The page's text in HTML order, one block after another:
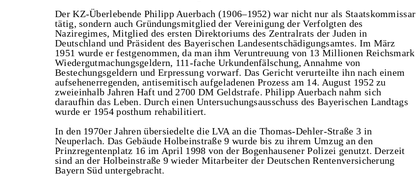
Der KZ-Überlebende Philipp Auerbach (1906–1952) war nicht nur als Staatskommissar
tätig, sondern auch Gründungsmitglied der Vereinigung der Verfolgten des
Naziregimes, Mitglied des ersten Direktoriums des Zentralrats der Juden in
Deutschland und Präsident des Bayerischen Landesentschädigungsamtes. Im März
1951 wurde er festgenommen, da man ihm Veruntreuung von 13 Millionen Reichsmark
Wiedergutmachungsgeldern, 111-fache Urkundenfälschung, Annahme von
Bestechungsgeldern und Erpressung vorwarf. Das Gericht verurteilte ihn nach einem
aufsehenerregenden, antisemitisch aufgeladenen Prozess am 14. August 1952 zu
zweieinhalb Jahren Haft und 2700 DM Geldstrafe. Philipp Auerbach nahm sich
daraufhin das Leben. Durch einen Untersuchungsausschuss des Bayerischen Landtags
wurde er 1954 posthum rehabilitiert.
In den 1970er Jahren übersiedelte die LVA an die Thomas-Dehler-Straße 3 in
Neuperlach. Das Gebäude Holbeinstraße 9 wurde bis zu ihrem Umzug an den
Prinzregentenplatz 16 im April 1998 von der Bogenhausener Polizei genutzt. Derzeit
sind an der Holbeinstraße 9 wieder Mitarbeiter der Deutschen Rentenversicherung
Bayern Süd untergebracht.